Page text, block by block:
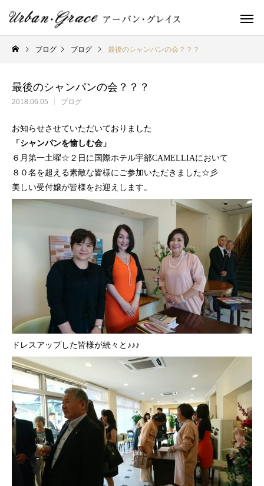
ブログ ブログ 最後のシャンパンの会？？？
最後のシャンパンの会？？？
2018.06.05 ブログ
お知らせさせていただいておりました
「シャンパンを愉しむ会」
６月第一土曜☆２日に国際ホテル宇部CAMELLIAにおいて
８０名を超える素敵な皆様にご参加いただきました☆彡
美しい受付嬢が皆様をお迎えします。
ドレスアップした皆様が続々と♪♪♪